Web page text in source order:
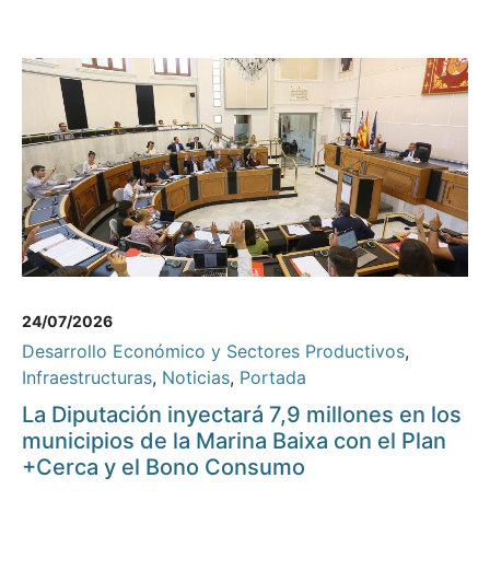
24/07/2026
Desarrollo Económico y Sectores Productivos,
Infraestructuras, Noticias, Portada
La Diputación inyectará 7,9 millones en los
municipios de la Marina Baixa con el Plan
+Cerca y el Bono Consumo